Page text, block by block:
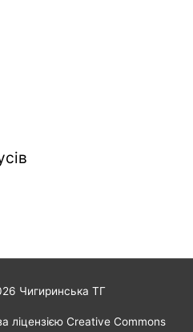
Чигиринська ТГ
ліцензією Creative Commons